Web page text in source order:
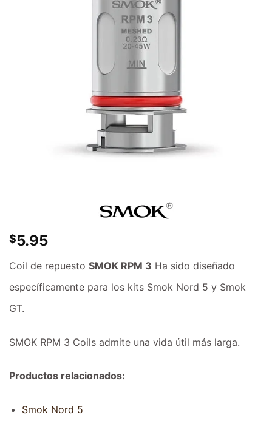
$5.95
Coil de repuesto SMOK RPM 3 Ha sido diseñado
específicamente para los kits Smok Nord 5 y Smok
GT.
SMOK RPM 3 Coils admite una vida útil más larga.
Productos relacionados:
Smok Nord 5